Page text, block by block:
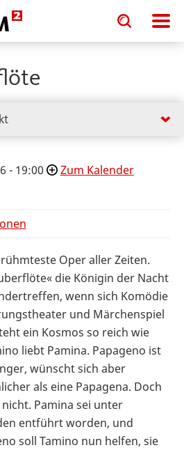
Toggle
search
input
Toggle
search
input
- 19:00
Zum Kalender
Oper aller Zeiten.
die Königin der Nacht
wenn sich Komödie
und Märchenspiel
ein Kosmos so reich wie
liebt Pamina. Papageno ist
wünscht sich aber
als eine Papagena. Doch
Pamina sei unter
entführt worden, und
soll Tamino nun helfen, sie